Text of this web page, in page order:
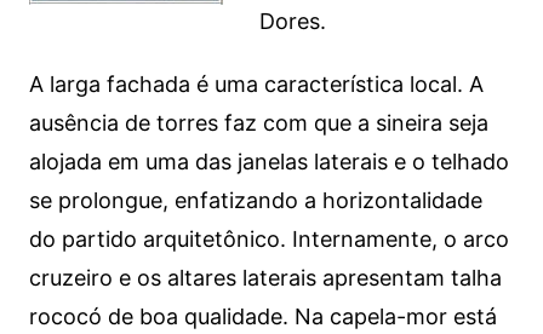
Dores.
A larga fachada é uma característica local. A
ausência de torres faz com que a sineira seja
alojada em uma das janelas laterais e o telhado
se prolongue, enfatizando a horizontalidade
do partido arquitetônico. Internamente, o arco
cruzeiro e os altares laterais apresentam talha
rococó de boa qualidade. Na capela-mor está